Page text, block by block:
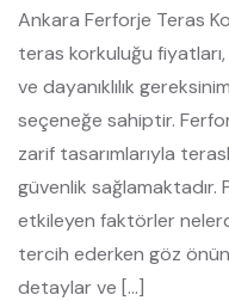
Ankara Ferforje Teras
teras korkuluğu
ve dayanıklılık
seçeneğe sahiptir.
zarif tasarımlarıyla
güvenlik sağlamaktadır.
etkileyen faktörler
tercih ederken göz
detaylar ve […]